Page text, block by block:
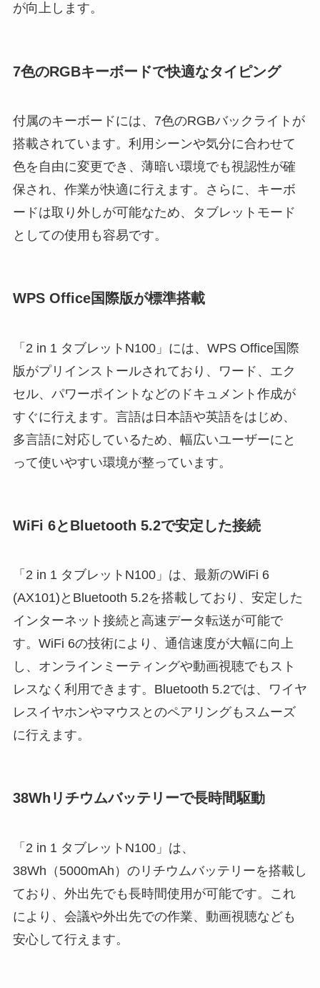
が向上します。
7色のRGBキーボードで快適なタイピング
付属のキーボードには、7色のRGBバックライトが
搭載されています。利用シーンや気分に合わせて
色を自由に変更でき、薄暗い環境でも視認性が確
保され、作業が快適に行えます。さらに、キーボ
ードは取り外しが可能なため、タブレットモード
としての使用も容易です。
WPS Office国際版が標準搭載
「2 in 1 タブレットN100」には、WPS Office国際
版がプリインストールされており、ワード、エク
セル、パワーポイントなどのドキュメント作成が
すぐに行えます。言語は日本語や英語をはじめ、
多言語に対応しているため、幅広いユーザーにと
って使いやすい環境が整っています。
WiFi 6とBluetooth 5.2で安定した接続
「2 in 1 タブレットN100」は、最新のWiFi 6
(AX101)とBluetooth 5.2を搭載しており、安定した
インターネット接続と高速データ転送が可能で
す。WiFi 6の技術により、通信速度が大幅に向上
し、オンラインミーティングや動画視聴でもスト
レスなく利用できます。Bluetooth 5.2では、ワイヤ
レスイヤホンやマウスとのペアリングもスムーズ
に行えます。
38Whリチウムバッテリーで長時間駆動
「2 in 1 タブレットN100」は、
38Wh（5000mAh）のリチウムバッテリーを搭載し
ており、外出先でも長時間使用が可能です。これ
により、会議や外出先での作業、動画視聴なども
安心して行えます。